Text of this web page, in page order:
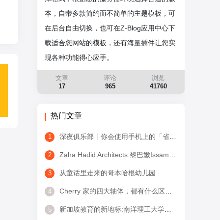
本，自带多款简约而不简单的主题模板，可
在后台自由切换，也可在Z-Blog应用中心下
载适合您网站的模板，还有海量插件让您实
现各种功能得心应手。
文章
17
评论
965
浏览
41760
热门文章
1 深夜俱乐部丨你会使用手机上的「省电模式」吗？
2 Zaha Hadid Architects:黎巴嫩Issam Fares国际关系学院
3 从童话里走来的哥本哈根幼儿园
4 Cherry 家的四大轴体，都有什么区别？
5 新加坡教育的新地标:南洋理工大学学习中心